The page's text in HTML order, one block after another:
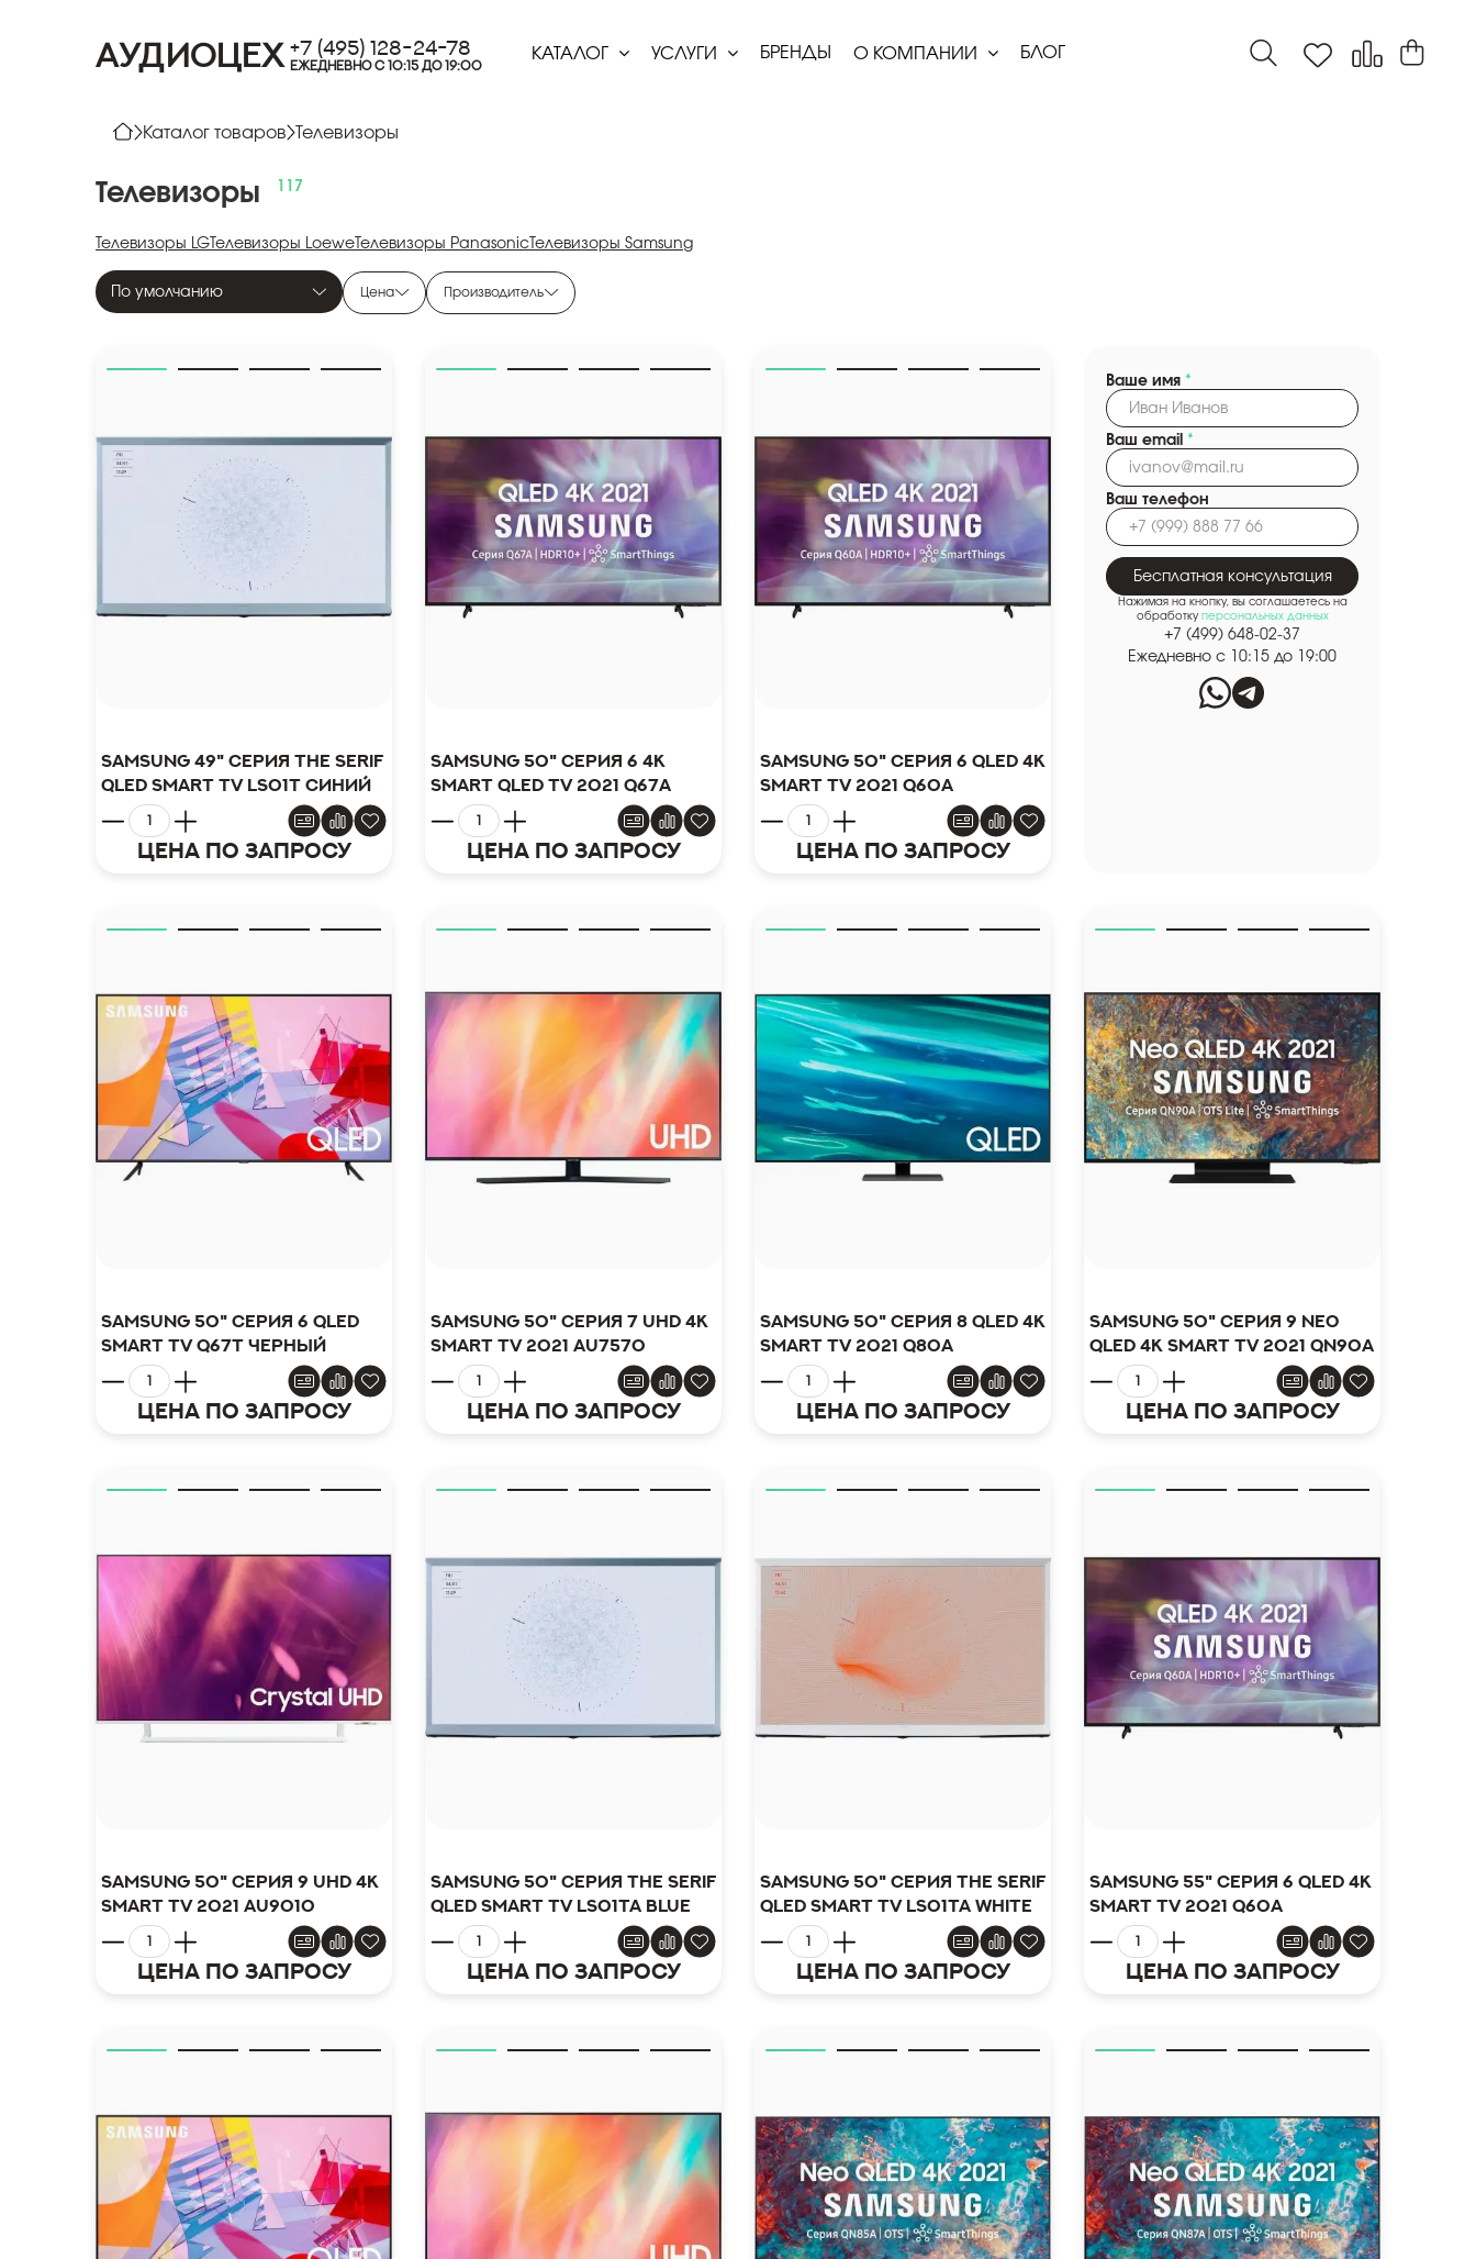
АУДИОЦЕХ +7 (495) 128-24-78
ЕЖЕДНЕВНО С 10:15 ДО 19:00
КАТАЛОГ УСЛУГИ БРЕНДЫ О КОМПАНИИ БЛОГ
Каталог товаров Телевизоры
Телевизоры
Телевизоры LG Телевизоры Loewe Телевизоры Panasonic Телевизоры Samsung
Цена Производитель
По умолчанию
Samsung 49" серия The Serif
QLED Smart TV LS01T синий
Цена по запросу
Samsung 50" серия 6 4K
Smart QLED TV 2021 Q67A
Цена по запросу
Samsung 50" серия 6 QLED 4K
Smart TV 2021 Q60A
Цена по запросу
Samsung 50" серия 6 QLED
Smart TV Q67T черный
Цена по запросу
Samsung 50" серия 7 UHD 4K
Smart TV 2021 AU7570
Цена по запросу
Samsung 50" серия 8 QLED 4K
Smart TV 2021 Q80A
Цена по запросу
Samsung 50" серия 9 Neo
QLED 4K Smart TV 2021 QN90A
Цена по запросу
Samsung 50" серия 9 UHD 4K
Smart TV 2021 AU9010
Цена по запросу
Samsung 50" серия The Serif
QLED Smart TV LS01TA blue
Цена по запросу
Samsung 50" серия The Serif
QLED Smart TV LS01TA white
Цена по запросу
Samsung 55" серия 6 QLED 4K
Smart TV 2021 Q60A
Цена по запросу
Ваше имя *
Ваш email *
Ваш телефон
Бесплатная консультация
Нажимая на кнопку, вы соглашаетесь на
обработку персональных данных
+7 (499) 648-02-37
Ежедневно с 10:15 до 19:00